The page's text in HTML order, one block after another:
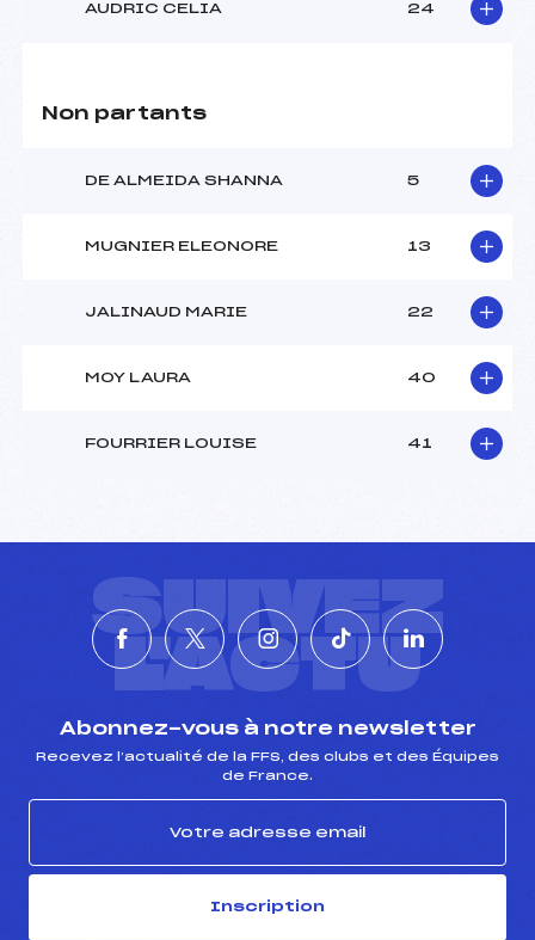
AUDRIC CELIA 24
Non partants
DE ALMEIDA SHANNA 5
MUGNIER ELEONORE 13
JALINAUD MARIE 22
MOY LAURA 40
FOURRIER LOUISE 41
SUIVEZ
L'ACTU
Abonnez-vous à notre newsletter
Recevez l’actualité de la FFS, des clubs et des Équipes
de France.
Inscription